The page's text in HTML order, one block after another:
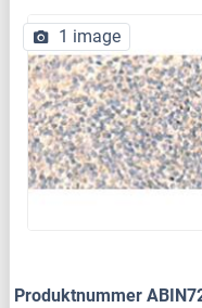
1 image
Produktnummer